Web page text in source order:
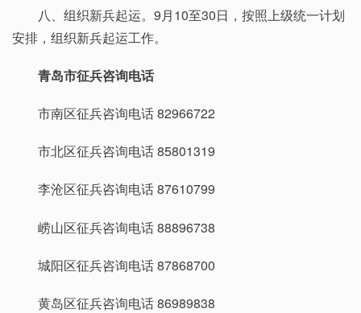
八、组织新兵起运。9月10至30日，按照上级统一计划
安排，组织新兵起运工作。
青岛市征兵咨询电话
市南区征兵咨询电话 82966722
市北区征兵咨询电话 85801319
李沧区征兵咨询电话 87610799
崂山区征兵咨询电话 88896738
城阳区征兵咨询电话 87868700
黄岛区征兵咨询电话 86989838